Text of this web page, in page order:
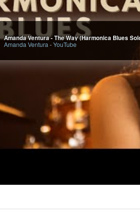
Amanda Ventura - The Way (Harmonica Blues
Amanda Ventura -YouTube